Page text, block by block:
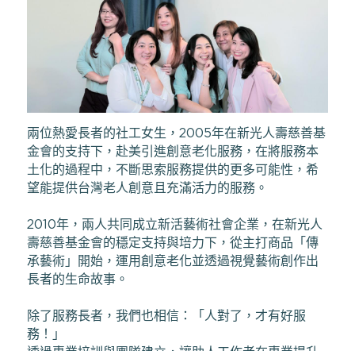
兩位熱愛長者的社工女生，2005年在新光人壽慈善基
金會的支持下，赴美引進創意老化服務，在將服務本
土化的過程中，不斷思索服務提供的更多可能性，希
望能提供台灣老人創意且充滿活力的服務。
2010年，兩人共同成立新活藝術社會企業，在新光人
壽慈善基金會的穩定支持與培力下，從主打商品「傳
承藝術」開始，運用創意老化並透過視覺藝術創作出
長者的生命故事。
除了服務長者，我們也相信：「人對了，才有好服
務！」